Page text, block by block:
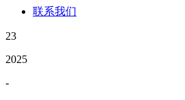
联系我们
23
2025
-